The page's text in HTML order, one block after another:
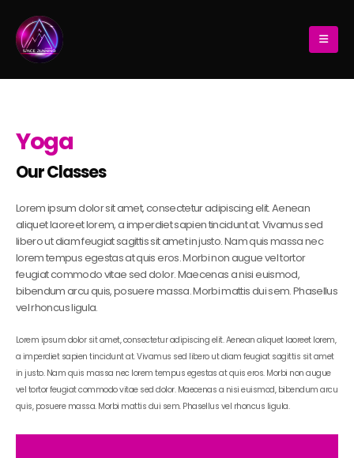
Yoga
Our Classes
Lorem ipsum dolor sit amet, consectetur adipiscing elit. Aenean
aliquet laoreet lorem, a imperdiet sapien tincidunt at. Vivamus sed
libero ut diam feugiat sagittis sit amet in justo. Nam quis massa nec
lorem tempus egestas at quis eros. Morbi non augue vel tortor
feugiat commodo vitae sed dolor. Maecenas a nisi euismod,
bibendum arcu quis, posuere massa. Morbi mattis dui sem. Phasellus
vel rhoncus ligula.
Lorem ipsum dolor sit amet, consectetur adipiscing elit. Aenean aliquet laoreet lorem,
a imperdiet sapien tincidunt at. Vivamus sed libero ut diam feugiat sagittis sit amet
in justo. Nam quis massa nec lorem tempus egestas at quis eros. Morbi non augue
vel tortor feugiat commodo vitae sed dolor. Maecenas a nisi euismod, bibendum arcu
quis, posuere massa. Morbi mattis dui sem. Phasellus vel rhoncus ligula.